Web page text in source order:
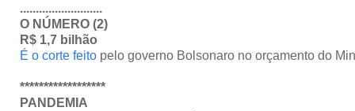
..........................
O NÚMERO (2)
R$ 1,7 bilhão
É o corte feito pelo governo Bolsonaro no orçamento do
******************
PANDEMIA